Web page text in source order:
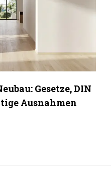
Gesetze, DIN
Ausnahmen